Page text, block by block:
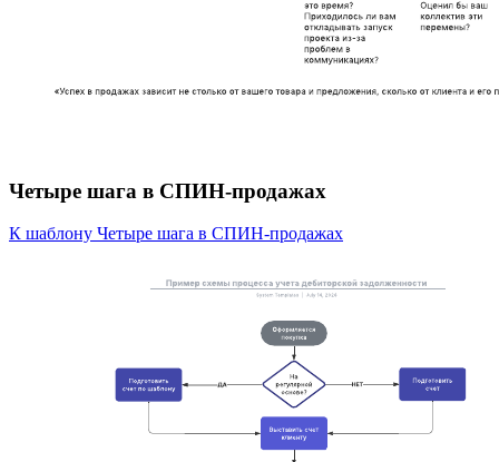
Четыре шага в СПИН-продажах
К шаблону Четыре шага в СПИН-продажах